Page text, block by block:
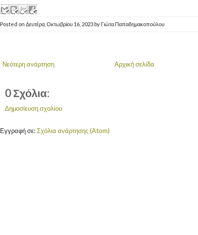
Posted on Δευτέρα, Οκτωβρίου 16, 2023 by Γιώτα Παπαδημακοπούλου
Νεότερη ανάρτηση Αρχική σελίδα
0 Σχόλια:
Δημοσίευση σχολίου
Εγγραφή σε:Σχόλια ανάρτησης (Atom)